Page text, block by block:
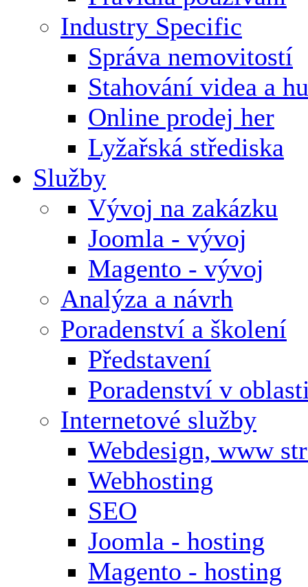
Industry Specific
Správa nemovitostí
Stahování videa a
Online prodej her
Lyžařská střediska
Služby
Vývoj na zakázku
Joomla - vývoj
Magento - vývoj
Analýza a návrh
Poradenství a školení
Představení
Poradenství v
Internetové služby
Webdesign, www
Webhosting
SEO
Joomla - hosting
Magento - hosting